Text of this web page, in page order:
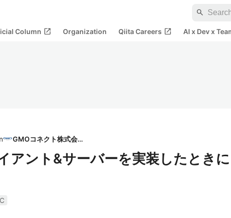
search
Column open_in_new Organization Qiita Careers open_in_new AI x Dev x
GMOコネクト株式会社
アント&サーバーを実装したときに